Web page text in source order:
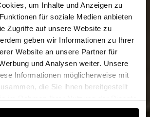
um Inhalte und Anzeigen zu
für soziale Medien anbieten
Zugriffe auf unsere Website zu
geben wir Informationen zu Ihrer
Website an unsere Partner für
und Analysen weiter. Unsere
Informationen möglicherweise mit
die Sie ihnen bereitgestellt